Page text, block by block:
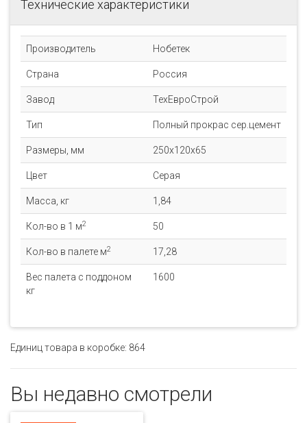
Технические характеристики
Производитель Нобетек
Страна Россия
Завод ТехЕвроСтрой
Тип Полный прокрас сер.цемент
Размеры, мм 250x120x65
Цвет Серая
Масса, кг 1,84
Кол-во в 1 м2 50
Кол-во в палете м2 17,28
Вес палета с поддоном
кг
1600
Единиц товара в коробке: 864
Вы недавно смотрели